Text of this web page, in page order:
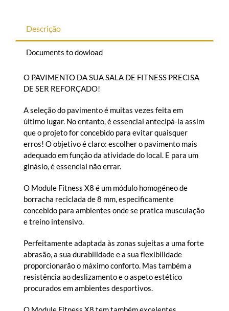
Descrição
Documents to dowload
O PAVIMENTO DA SUA SALA DE FITNESS PRECISA
DE SER REFORÇADO!
A seleção do pavimento é muitas vezes feita em
último lugar. No entanto, é essencial antecipá-la assim
que o projeto for concebido para evitar quaisquer
erros! O objetivo é claro: escolher o pavimento mais
adequado em função da atividade do local. E para um
ginásio, é essencial não errar.
O Module Fitness X8 é um módulo homogéneo de
borracha reciclada de 8 mm, especificamente
concebido para ambientes onde se pratica musculação
e treino intensivo.
Perfeitamente adaptada às zonas sujeitas a uma forte
abrasão, a sua durabilidade e a sua flexibilidade
proporcionarão o máximo conforto. Mas também a
resistência ao deslizamento e o aspeto estético
procurados em ambientes desportivos.